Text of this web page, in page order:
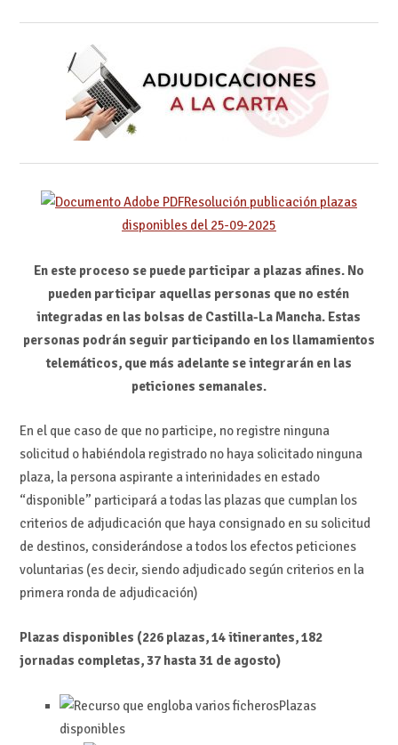
Resolución publicación plazas
disponibles del 25-09-2025
En este proceso se puede participar a plazas afines. No
pueden participar aquellas personas que no estén
integradas en las bolsas de Castilla-La Mancha. Estas
personas podrán seguir participando en los llamamientos
telemáticos, que más adelante se integrarán en las
peticiones semanales.
En el que caso de que no participe, no registre ninguna
solicitud o habiéndola registrado no haya solicitado ninguna
plaza, la persona aspirante a interinidades en estado
“disponible” participará a todas las plazas que cumplan los
criterios de adjudicación que haya consignado en su solicitud
de destinos, considerándose a todos los efectos peticiones
voluntarias (es decir, siendo adjudicado según criterios en la
primera ronda de adjudicación)
Plazas disponibles (226 plazas, 14 itinerantes, 182
jornadas completas, 37 hasta 31 de agosto)
Plazas
disponibles